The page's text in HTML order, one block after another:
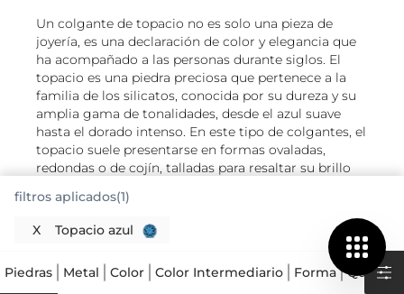
Un colgante de topacio no es solo una pieza de
joyería, es una declaración de color y elegancia que
ha acompañado a las personas durante siglos. El
topacio es una piedra preciosa que pertenece a la
familia de los silicatos, conocida por su dureza y su
amplia gama de tonalidades, desde el azul suave
hasta el dorado intenso. En este tipo de colgantes, el
topacio suele presentarse en formas ovaladas,
redondas o de cojín, talladas para resaltar su brillo
azul suizo, una de las variedades más populares,
obtiene su color mediante un tratamiento térmico
que realza su tono vibrante. El oro que lo acompaña,
enmarca la piedra, sino que también protege sus
filtros aplicados(1)
X Topacio azul
Piedras Metal Color Color Intermediario Forma Quilates